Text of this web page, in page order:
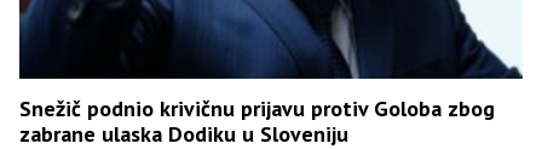
Snežič podnio krivičnu prijavu protiv Goloba zbog
zabrane ulaska Dodiku u Sloveniju